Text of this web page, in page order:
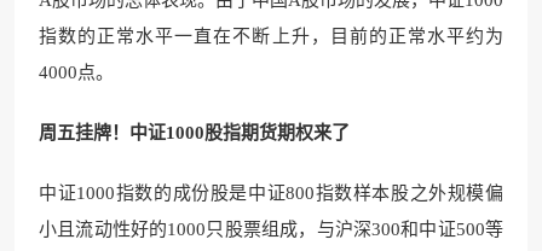
指数的正常水平一直在不断上升，目前的正常水平约为
4000点。
周五挂牌！中证1000股指期货期权来了
中证1000指数的成份股是中证800指数样本股之外规模偏
小且流动性好的1000只股票组成，与沪深300和中证500等